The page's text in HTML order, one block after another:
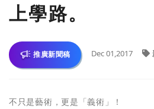
上學路。
推廣新聞稿 Dec 01,2017
不只是藝術，更是「義術」！